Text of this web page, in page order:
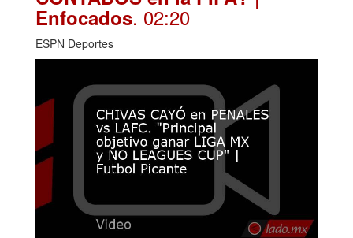
Enfocados. 02:20
ESPN Deportes